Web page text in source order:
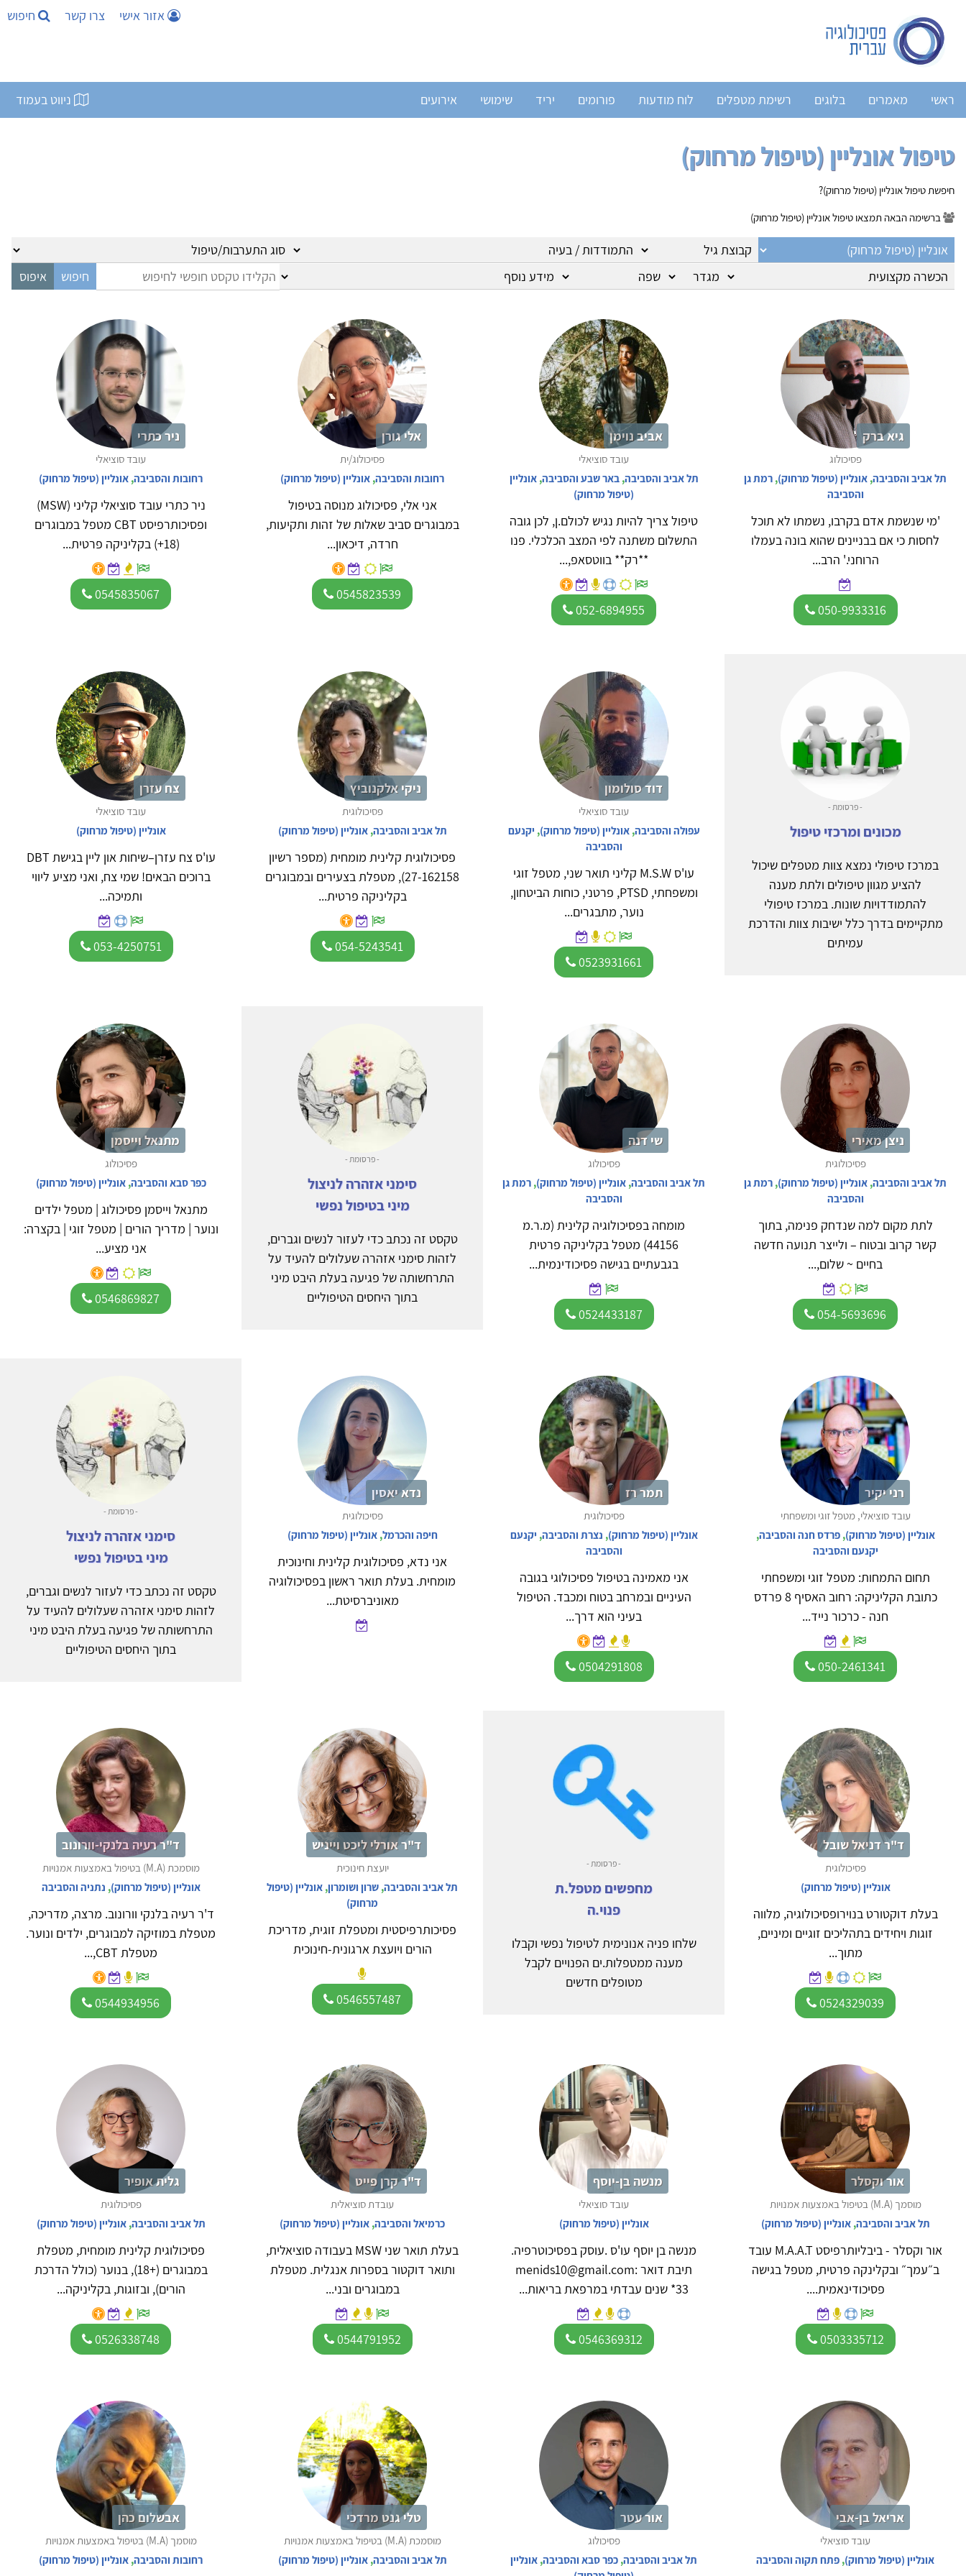
אזור אישי צרו קשר חיפוש
ראשי מאמרים בלוגים רשימת מטפלים לוח מודעות פורומים יריד שימושי אירועים ניווט בעמוד
טיפול אונליין (טיפול מרחוק)
חיפשת טיפול אונליין (טיפול מרחוק)?
ברשימה הבאה תמצאו טיפול אונליין (טיפול מרחוק)
גיא ברק
פסיכולוג
תל אביב והסביבה, אונליין (טיפול מרחוק), רמת גן
והסביבה
'מי שנשמת אדם בקרבו, נשמתו לא תוכל
לחסות כי אם בבניינים שהוא בונה בעמלו
הרוחני.' הרב...
050-9933316
אביב נוימן
עובד סוציאלי
תל אביב והסביבה,באר שבע והסביבה,אונליין
(טיפול מרחוק)
טיפול צריך להיות נגיש לכולם.ן, לכן גובה
התשלום משתנה לפי המצב הכלכלי. פנו
**רק** בווטסאפ,...
052-6894955
אלי גורן
פסיכולוג/ית
רחובות והסביבה, אונליין (טיפול מרחוק)
אני אלי, פסיכולוג מנוסה בטיפול
במבוגרים סביב שאלות של זהות ותקיעות,
חרדה, דיכאון...
0545823539
ניר כתרי
עובד סוציאלי
רחובות והסביבה, אונליין (טיפול מרחוק)
ניר כתרי עובד סוציאלי קליני (MSW)
ופסיכותרפיסט CBT מטפל במבוגרים
(18+) בקליניקה פרטית...
0545835067
- פרסומת -
מכונים ומרכזי טיפול
במרכז טיפולי נמצא צוות מטפלים שיכול
להציע מגוון טיפולים ולתת מענה
להתמודדויות שונות. במרכז טיפולי
מתקיימים בדרך כלל ישיבות צוות והדרכת
עמיתים
דוד סולומון
עובד סוציאלי
עפולה והסביבה,אונליין (טיפול מרחוק), יקנעם
והסביבה
עו'ס M.S.W קליני תואר שני, מטפל זוגי
ומשפחתי, PTSD, פרטני, כוחות הביטחון,
נוער, מתבגרים...
0523931661
ניקי אלקנוביץ
פסיכולוגית
תל אביב והסביבה,אונליין (טיפול מרחוק)
פסיכולוגית קלינית מומחית (מספר רשיון
27-162158), מטפלת בצעירים ובמבוגרים
בקליניקה פרטית...
054-5243541
צח עזרן
עובד סוציאלי
אונליין (טיפול מרחוק)
עו'ס צח עזרן–שיחות און ליין בגישת DBT
ברוכים הבאים! שמי צח, ואני מציע ליווי
ותמיכה...
053-4250751
ניצן מאירי
פסיכולוגית
תל אביב והסביבה, אונליין (טיפול מרחוק), רמת גן
והסביבה
לתת מקום למה שנדחק פנימה, בתוך
קשר קרוב ובטוח – ולייצר תנועה חדשה
בחיים ~ שלום,...
054-5693696
שי דנה
פסיכולוג
תל אביב והסביבה, אונליין (טיפול מרחוק), רמת גן
והסביבה
מומחה בפסיכולוגיה קלינית (מ.ר.מ
44156) מטפל בקליניקה פרטית
בגבעתיים בגישה פסיכודינמית...
0524433187
- פרסומת -
סימני אזהרה לניצול
מיני בטיפול נפשי
טקסט זה נכתב כדי לעזור לנשים וגברים,
לזהות סימני אזהרה שעלולים להעיד על
התרחשותה של פגיעה בעלת היבט מיני
בתוך היחסים הטיפוליים
מתנאל וייסמן
פסיכולוג
כפר סבא והסביבה,אונליין (טיפול מרחוק)
מתנאל וייסמן פסיכולוג | מטפל ילדים
ונוער | מדריך הורים | מטפל זוגי | בקצרה:
אני מציע...
0546869827
רני יקיר
עובד סוציאלי, מטפל זוגי ומשפחתי
אונליין (טיפול מרחוק),פרדס חנה והסביבה,
יקנעם והסביבה
תחום התמחות: מטפל זוגי ומשפחתי
כתובת הקליניקה: רחוב האסיף 8 פרדס
חנה - כרכור נייד...
050-2461341
תמר רז
פסיכולוגית
אונליין (טיפול מרחוק), נצרת והסביבה, יקנעם
והסביבה
אני מאמינה בטיפול פסיכולוגי בגובה
העיניים ובמרחב בטוח ומכבד. הטיפול
בעיני הוא דרך...
0504291808
נדא יאסין
פסיכולוגית
חיפה והכרמל,אונליין (טיפול מרחוק)
אני נדא, פסיכולוגית קלינית וחינוכית
מומחית. בעלת תואר ראשון בפסיכולוגיה
מאוניברסיטת...
- פרסומת -
סימני אזהרה לניצול
מיני בטיפול נפשי
טקסט זה נכתב כדי לעזור לנשים וגברים,
לזהות סימני אזהרה שעלולים להעיד על
התרחשותה של פגיעה בעלת היבט מיני
בתוך היחסים הטיפוליים
ד"ר דניאל שובל
פסיכולוגית
אונליין (טיפול מרחוק)
בעלת דוקטורט בנוירופסיכולוגיה, מלווה
זוגות ויחידים בתהליכים זוגיים ומיניים,
מתוך...
0524329039
- פרסומת -
מחפשים מטפל.ת
פנוי.ה
שלחו פניה אנונימית לטיפול נפשי וקבלו
מענה ממטפלות.ים הפנויים לקבל
מטופלים חדשים
ד"ר אורלי ליכט וייניש
יועצת חינוכית
תל אביב והסביבה, שרון ושומרון, אונליין (טיפול
מרחוק)
פסיכותרפיסטית ומטפלת זוגית, מדריכת
הורים ויועצת ארגונית-חינוכית
0546557487
ד"ר רעיה בלנקי-וורונוב
מוסמכת (M.A) בטיפול באמצעות אמנויות
אונליין (טיפול מרחוק), נתניה והסביבה
ד'ר רעיה בלנקי וורונוב. מרצה, מדריכה,
מטפלת במוזיקה למבוגרים, ילדים ונוער.
מטפלת CBT,...
0544934956
אור וקסלר
מוסמך (M.A) בטיפול באמצעות אמנויות
תל אביב והסביבה,אונליין (טיפול מרחוק)
אור וקסלר - ביבליותרפיסט M.A.A.T עובד
ב״עמך״ ובקלינקה פרטית, מטפל בגישה
פסיכודינאמית....
0503335712
מנשה בן-יוסף
עובד סוציאלי
אונליין (טיפול מרחוק)
מנשה בן יוסף עו'ס .עוסק בפסיכוטרפיה.
תיבת דואר :menids10@gmail.com
*33 שנים עבדתי במרפאת בריאות...
0546369312
ד"ר קרן פייט
עובדת סוציאלית
כרמיאל והסביבה, אונליין (טיפול מרחוק)
בעלת תואר שני MSW בעבודה סוציאלית,
ותואר דוקטור בספרות אנגלית. מטפלת
במבוגרים ובני...
0544791952
גלית אופיר
פסיכולוגית
תל אביב והסביבה,אונליין (טיפול מרחוק)
פסיכולוגית קלינית מומחית, מטפלת
במבוגרים (+18), בנוער (כולל הדרכת
הורים), ובזוגות, בקליניקה...
0526338748
אריאל בן-אבי
עובד סוציאלי
אונליין (טיפול מרחוק), פתח תקוה והסביבה
אור עטר
פסיכולוג
תל אביב והסביבה, כפר סבא והסביבה, אונליין
טלי גנט מרדכי
מוסמכת (M.A) בטיפול באמצעות אמנויות
תל אביב והסביבה,אונליין (טיפול מרחוק)
אבשלום כהן
מוסמך (M.A) בטיפול באמצעות אמנויות
רחובות והסביבה, אונליין (טיפול מרחוק)